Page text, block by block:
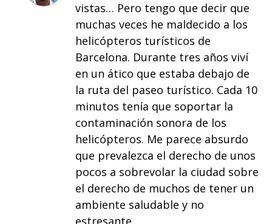
vistas… Pero tengo que decir que
muchas veces he maldecido a los
helicópteros turísticos de
Barcelona. Durante tres años viví
en un ático que estaba debajo de
la ruta del paseo turístico. Cada 10
minutos tenía que soportar la
contaminación sonora de los
helicópteros. Me parece absurdo
que prevalezca el derecho de unos
pocos a sobrevolar la ciudad sobre
el derecho de muchos de tener un
ambiente saludable y no
estresante…